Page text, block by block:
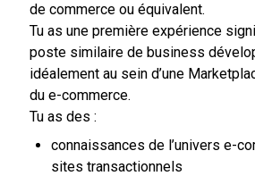
de commerce ou équivalent.
Tu as une première expérience
poste similaire de business
idéalement au sein d’une
du e-commerce.
Tu as des :
connaissances de l’univers e-
sites transactionnels